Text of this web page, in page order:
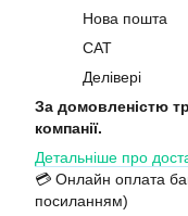
Нова пошта
САТ
Делівері
За домовленістю
компанії.
Детальніше про
💳 Онлайн оплата
посиланням)